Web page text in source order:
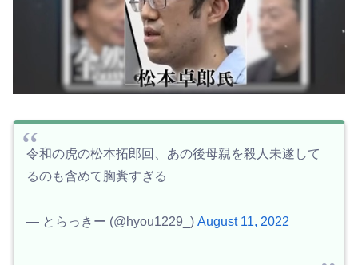
令和の虎の松本拓郎回、あの後母親を殺人未遂して
るのも含めて胸糞すぎる
— とらっきー (@hyou1229_) August 11, 2022